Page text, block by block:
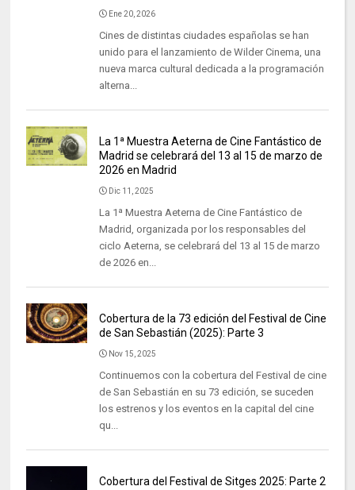
Ene 20, 2026
Cines de distintas ciudades españolas se han
unido para el lanzamiento de Wilder Cinema, una
nueva marca cultural dedicada a la programación
alterna...
La 1ª Muestra Aeterna de Cine Fantástico de
Madrid se celebrará del 13 al 15 de marzo de
2026 en Madrid
Dic 11, 2025
La 1ª Muestra Aeterna de Cine Fantástico de
Madrid, organizada por los responsables del
ciclo Aeterna, se celebrará del 13 al 15 de marzo
de 2026 en...
Cobertura de la 73 edición del Festival de Cine
de San Sebastián (2025): Parte 3
Nov 15, 2025
Continuemos con la cobertura del Festival de cine
de San Sebastián en su 73 edición, se suceden
los estrenos y los eventos en la capital del cine
qu...
Cobertura del Festival de Sitges 2025: Parte 2